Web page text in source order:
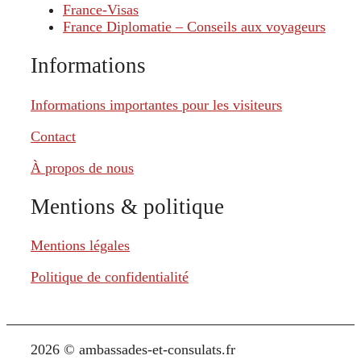
France-Visas
France Diplomatie – Conseils aux voyageurs
Informations
Informations importantes pour les visiteurs
Contact
À propos de nous
Mentions & politique
Mentions légales
Politique de confidentialité
2026 © ambassades-et-consulats.fr